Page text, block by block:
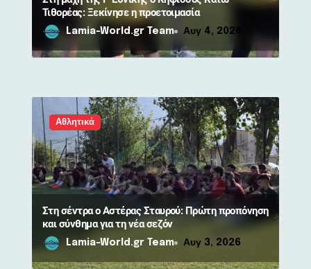
Τιθορέας: Ξεκίνησε η προετοιμασία
Lamia-World.gr Team Αυγ 4, 2026
Αθλητικά
Στη σέντρα ο Αστέρας Σταυρού: Πρώτη προπόνηση
και σύνθημα για τη νέα σεζόν
Lamia-World.gr Team Αυγ 3, 2026